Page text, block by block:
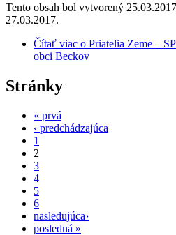
Tento obsah bol vytvorený
27.03.2017.
Čítať viac o Priatelia Zeme –
obci Beckov
Stránky
« prvá
‹ predchádzajúca
1
2
3
4
5
6
nasledujúca›
posledná »